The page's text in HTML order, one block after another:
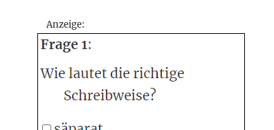
Anzeige: